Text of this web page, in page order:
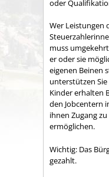
oder
Wer Leistungen
muss
er oder sie
eigenen Beinen
unterstützen
Kinder erhalten
den Jobcentern
ihnen Zugang
ermöglichen.
Wichtig: Das
gezahlt.